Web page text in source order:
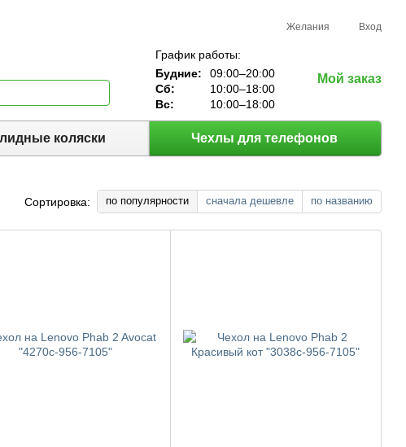
Желания Вход
График работы:
Будние:
09:00–20:00
Сб:
10:00–18:00
Вс:
10:00–18:00
Мой заказ
коляски Чехлы для телефонов
Сортировка: по популярности сначала дешевле по названию